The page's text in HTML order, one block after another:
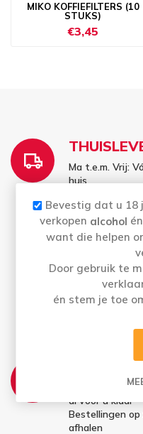
MIKO KOFFIEFILTERS (10
STUKS)
€3,45
Ma t.e.m. Vrij:
huis
16u) worden
✔ Gratis
leeggoed) in
(9111), Sinaai
Waasmunster
Kieldrecht
(9130), Sint-
AFHALEN:
Ma t.e.m. Za:
al voor u klaar
Bestellingen
afhalen
Bevestig dat u
verkopen alcohol
want die helpen
Door gebruik te
én stem je toe